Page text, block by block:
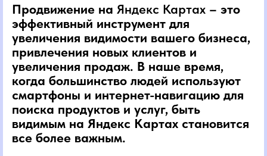
Продвижение на Яндекс Картах – это
эффективный инструмент для
увеличения видимости вашего бизнеса,
привлечения новых клиентов и
увеличения продаж. В наше время,
когда большинство людей используют
смартфоны и интернет-навигацию для
поиска продуктов и услуг, быть
видимым на Яндекс Картах становится
все более важным.